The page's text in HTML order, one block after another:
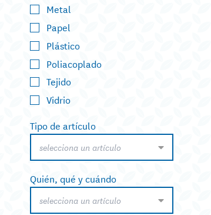
Metal
Papel
Plástico
Poliacoplado
Tejido
Vidrio
Tipo de artículo
selecciona un artículo
Quién, qué y cuándo
selecciona un artículo